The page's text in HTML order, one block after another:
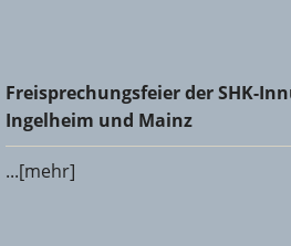
Freisprechungsfeier der SHK-
und Mainz
Freisprechungsfeier der SHK-
Ingelheim und Mainz
...[mehr]